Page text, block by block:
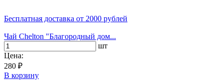
Бесплатная доставка от 2000 рублей
Чай Chelton "Благородный дом...
шт
Цена:
280 ₽
В корзину